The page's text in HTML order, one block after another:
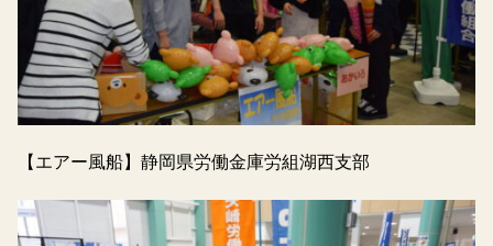
【エアー風船】静岡県労働金庫労組湖西支部